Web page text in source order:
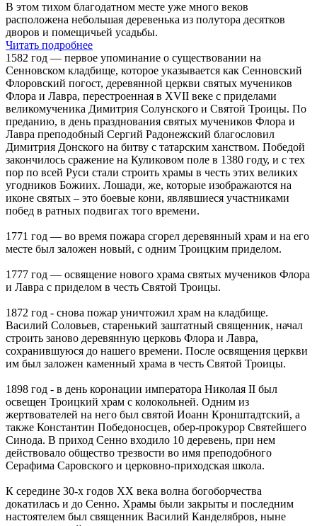
В этом тихом благодатном месте уже много веков
расположена небольшая деревенька из полутора десятков
дворов и помещичьей усадьбы.
Читать подробнее
1582 год — первое упоминание о существовании на
Сенновском кладбище, которое указывается как Сенновский
Флоровский погост, деревянной церкви святых мучеников
Флора и Лавра, перестроенная в XVII веке с приделами
великомученика Димитрия Солунского и Святой Троицы. По
преданию, в день празднования святых мучеников Флора и
Лавра преподобный Сергий Радонежский благословил
Димитрия Донского на битву с татарским ханством. Победой
закончилось сражение на Куликовом поле в 1380 году, и с тех
пор по всей Руси стали строить храмы в честь этих великих
угодников Божиих. Лошади, же, которые изображаются на
иконе святых – это боевые кони, являвшиеся участниками
побед в ратных подвигах того времени.
1771 год — во время пожара сгорел деревянный храм и на его
месте был заложен новый, с одним Троицким приделом.
1777 год — освящение нового храма святых мучеников Флора
и Лавра с приделом в честь Святой Троицы.
1872 год - снова пожар уничтожил храм на кладбище.
Василий Соловьев, старенький заштатный священник, начал
строить заново деревянную церковь Флора и Лавра,
сохранившуюся до нашего времени. После освящения церкви
им был заложен каменный храма в честь Святой Троицы.
1898 год - в день коронации императора Николая II был
освещен Троицкий храм с колокольней. Одним из
жертвователей на него был святой Иоанн Кронштадтский, а
также Константин Победоносцев, обер-прокурор Святейшего
Синода. В приход Сенно входило 10 деревень, при нем
действовало общество трезвости во имя преподобного
Серафима Саровского и церковно-приходская школа.
К середине 30-х годов XX века волна богоборчества
докатилась и до Сенно. Храмы были закрыты и последним
настоятелем был священник Василий Канделябров, ныне